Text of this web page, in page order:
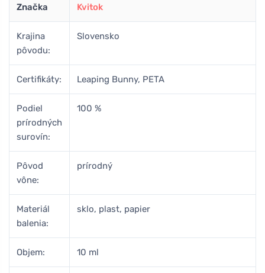
Značka Kvitok
Krajina
pôvodu:
Slovensko
Certifikáty: Leaping Bunny, PETA
Podiel
prírodných
surovín:
100 %
Pôvod
vône:
prírodný
Materiál
balenia:
sklo, plast, papier
Objem: 10 ml